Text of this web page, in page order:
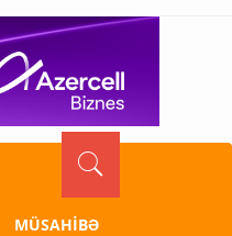
MÜSAHİBƏ